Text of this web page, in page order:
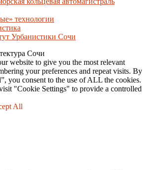
технологии
Урбанистики Сочи
Сочи
website to give you the most relevant
your preferences and repeat visits. By
you consent to the use of ALL the cookies.
"Cookie Settings" to provide a controlled
All